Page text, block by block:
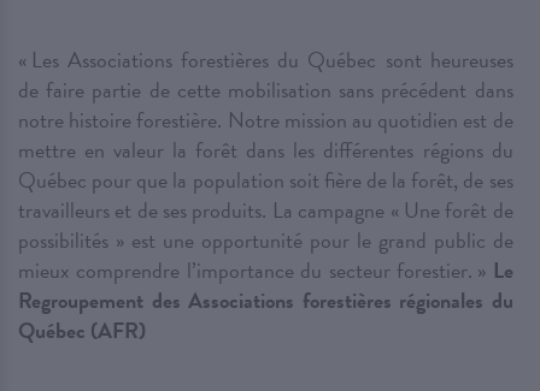
« Les Associations forestières du Québec sont heureuses
de faire partie de cette mobilisation sans précédent dans
notre histoire forestière. Notre mission au quotidien est de
mettre en valeur la forêt dans les différentes régions du
Québec pour que la population soit fière de la forêt, de ses
travailleurs et de ses produits. La campagne « Une forêt de
possibilités » est une opportunité pour le grand public de
mieux comprendre l’importance du secteur forestier. » Le
Regroupement des Associations forestières régionales du
Québec (AFR)